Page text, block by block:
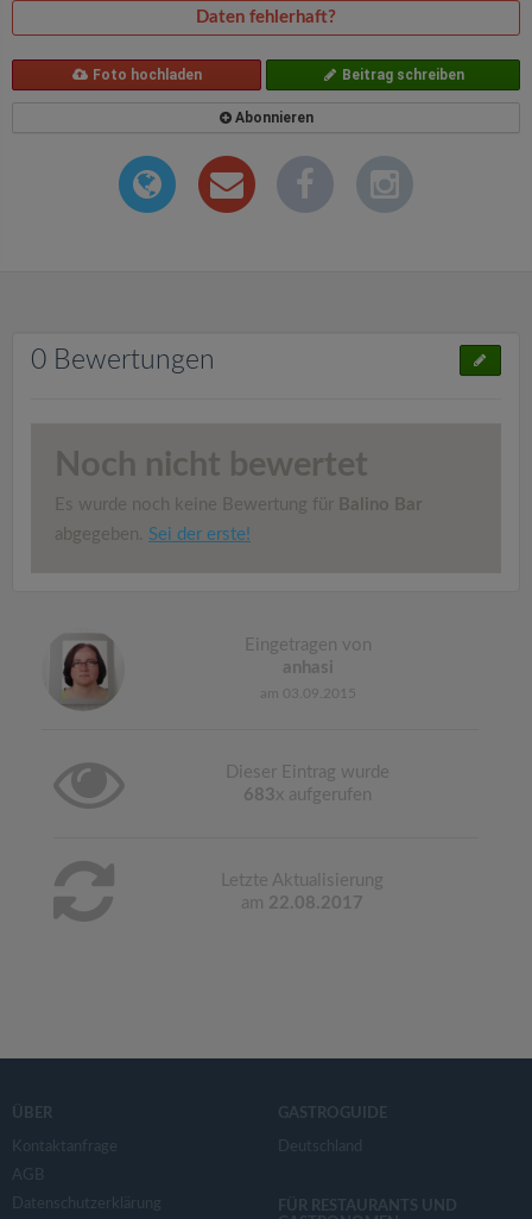
Daten fehlerhaft?
Foto hochladen Beitrag schreiben
Abonnieren
0 Bewertungen
Noch nicht bewertet
Es wurde noch keine Bewertung für Balino Bar
abgegeben. Sei der erste!
Eingetragen von
anhasi
am 03.09.2015
Dieser Eintrag wurde
683x aufgerufen
Letzte Aktualisierung
am 22.08.2017
ÜBER
Kontaktanfrage
AGB
Datenschutzerklärung
GASTROGUIDE
Deutschland
FÜR RESTAURANTS UND
n